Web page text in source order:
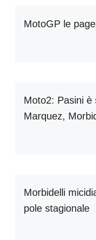
MotoGP le
Moto2: Pasini è
Marquez,
Morbidelli
pole stagionale